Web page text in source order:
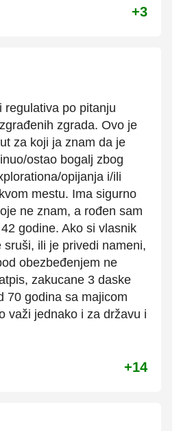
+3
regulativa po pitanju
zgrada. Ovo je
za koji ja znam da je
ostao bogalj zbog
opijanja i/ili
mestu. Ima sigurno
ne znam, a rođen sam
godine. Ako si vlasnik
ili je privedi nameni,
obezbeđenjem ne
zakucane 3 daske
70 godina sa majicom
važi jednako i za državu i
+14